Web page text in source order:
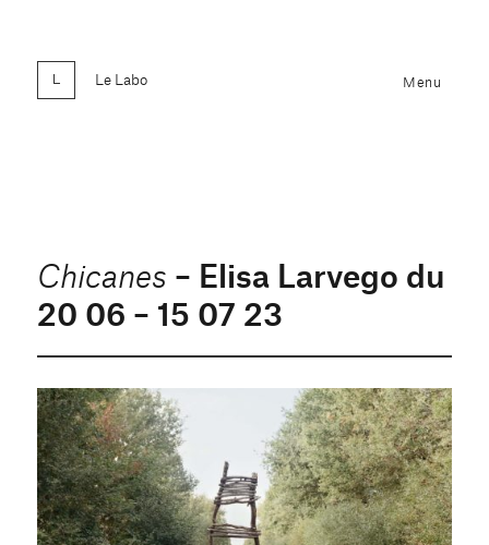
Le Labo Menu
Chicanes – Elisa Larvego du
20 06 – 15 07 23